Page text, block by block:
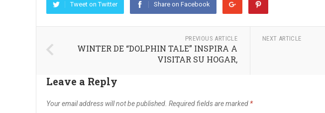
Tweet on Twitter Share on Facebook
PREVIOUS ARTICLE
WINTER DE “DOLPHIN TALE” INSPIRA A
VISITAR SU HOGAR,
NEXT ARTICLE
Leave a Reply
Your email address will not be published. Required fields are marked *